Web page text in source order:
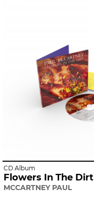
CD Album
Flowers In The Dirt
MCCARTNEY PAUL